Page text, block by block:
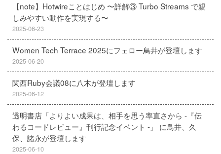
【note】Hotwireことはじめ 〜詳解③ Turbo Streams で親
しみやすい動作を実現する〜
2025-06-23
Women Tech Terrace 2025にフェロー鳥井が登壇します
2025-06-20
関西Ruby会議08に八木が登壇します
2025-06-12
透明書店「よりよい成果は、相手を思う率直さから -『伝
わるコードレビュー』刊行記念イベント -」 に鳥井、久
保、諸永が登壇します
2025-06-10